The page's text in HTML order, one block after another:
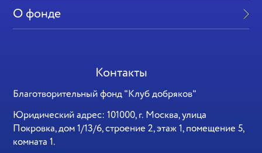
О фонде
Контакты
Благотворительный фонд "Клуб добряков"
Юридический адрес: 101000, г. Москва, улица
Покровка, дом 1/13/6, строение 2, этаж 1, помещение 5,
комната 1.